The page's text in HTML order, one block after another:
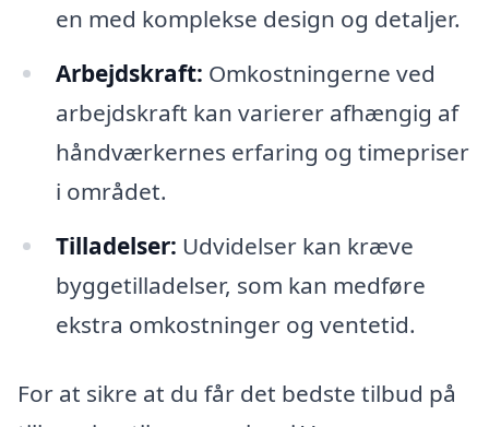
en med komplekse design og detaljer.
Arbejdskraft: Omkostningerne ved
arbejdskraft kan varierer afhængig af
håndværkernes erfaring og timepriser
i området.
Tilladelser: Udvidelser kan kræve
byggetilladelser, som kan medføre
ekstra omkostninger og ventetid.
For at sikre at du får det bedste tilbud på